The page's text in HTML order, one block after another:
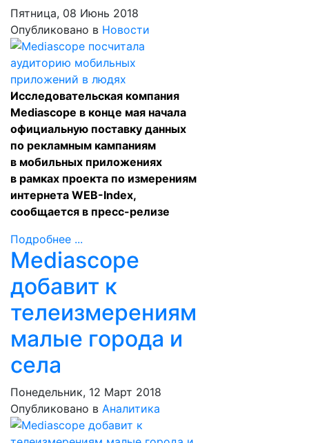
Пятница, 08 Июнь 2018
Опубликовано в Новости
Исследовательская компания
Mediascope в конце мая начала
официальную поставку данных
по рекламным кампаниям
в мобильных приложениях
в рамках проекта по измерениям
интернета WEB-Index,
сообщается в пресс-релизе
Подробнее ...
Mediascope
добавит к
телеизмерениям
малые города и
села
Понедельник, 12 Март 2018
Опубликовано в Аналитика